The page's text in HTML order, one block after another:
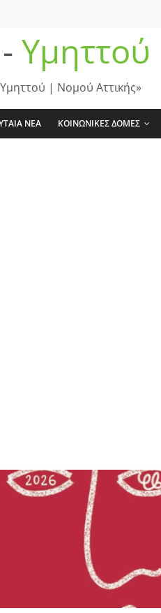
- Υμηττού
| Νομού Αττικής»
ΝΕΑ ΚΟΙΝΩΝΙΚΕΣ ΔΟΜΕΣ